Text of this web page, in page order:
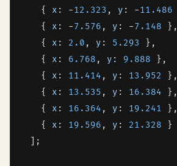
    {
x : -12.323 , y : -11.486
    {
x : -7.576 , y : -7.148 },
    {
x : 2.0 , y : 5.293
},
    {
x : 6.768 , y : 9.888 },
    {
x : 11.414 , y : 13.952
},
    {
x : 13.535 , y : 16.384 },
    {
x : 16.364 , y : 19.241 },
    {
x : 19.596 , y : 21.328 }
  ];